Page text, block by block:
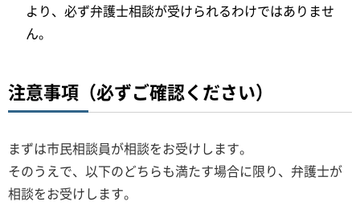
より、必ず弁護士相談が受けられるわけではありませ
ん。
注意事項（必ずご確認ください）
まずは市民相談員が相談をお受けします。
そのうえで、以下のどちらも満たす場合に限り、弁護士が
相談をお受けします。